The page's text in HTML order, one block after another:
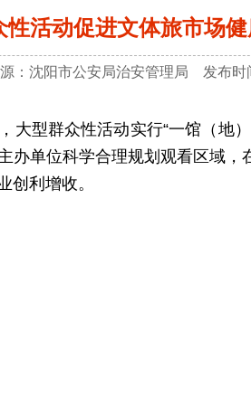
性活动促进文体旅市场
：沈阳市公安局治安管理局 发布
型群众性活动实行“一馆（地
办单位科学合理规划观看区域，
创利增收。